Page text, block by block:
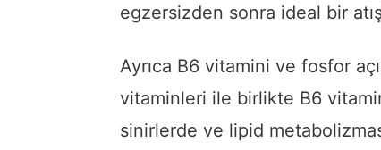
egzersizden sonra ideal bir
Ayrıca B6 vitamini ve fosfor
vitaminleri ile birlikte B6
sinirlerde ve lipid